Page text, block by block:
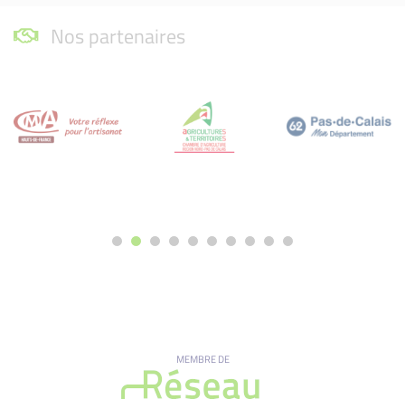
Nos partenaires
MEMBRE DE